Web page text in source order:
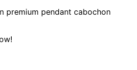
premium pendant cabochon